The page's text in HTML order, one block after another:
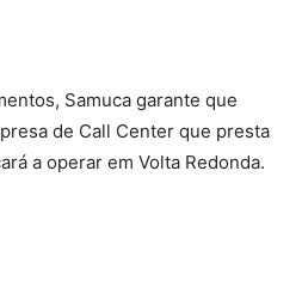
Samuca garante que
de Call Center que presta
a operar em Volta Redonda.